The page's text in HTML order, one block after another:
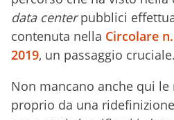
data centerpubblici
contenuta nella Circolare
2019, un passaggio cruciale.
Non mancano anche qui
proprio da una